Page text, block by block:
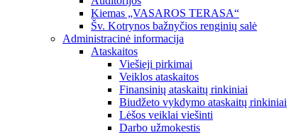
Kiemas „VASAROS TERASA“
Šv. Kotrynos bažnyčios renginių salė
Administracinė informacija
Ataskaitos
Viešieji pirkimai
Veiklos ataskaitos
Finansinių ataskaitų rinkiniai
Biudžeto vykdymo ataskaitų rinkiniai
Lėšos veiklai viešinti
Darbo užmokestis